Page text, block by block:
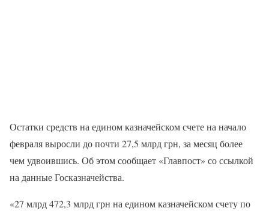
Остатки средств на едином казначейском счете на начало
февраля выросли до почти 27,5 млрд грн, за месяц более
чем удвоившись. Об этом сообщает «Главпост» со ссылкой
на данные Госказначейства.
«27 млрд 472,3 млрд грн на едином казначейском счету по